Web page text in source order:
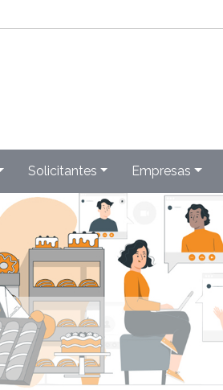
Solicitantes Empresas